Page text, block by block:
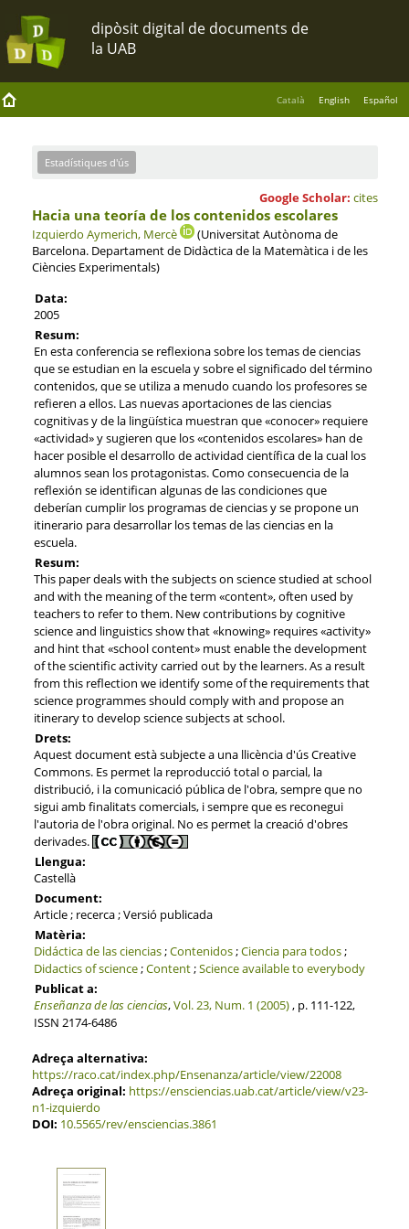
Català English Español
Estadístiques d'ús
Google Scholar: cites
Hacia una teoría de los contenidos escolares
Izquierdo Aymerich, Mercè
(Universitat Autònoma de
Barcelona. Departament de Didàctica de la Matemàtica i de les
Ciències Experimentals)
Data:
2005
Resum:
En esta conferencia se reflexiona sobre los temas de ciencias
que se estudian en la escuela y sobre el significado del término
contenidos, que se utiliza a menudo cuando los profesores se
refieren a ellos. Las nuevas aportaciones de las ciencias
cognitivas y de la lingüística muestran que «conocer» requiere
«actividad» y sugieren que los «contenidos escolares» han de
hacer posible el desarrollo de actividad científica de la cual los
alumnos sean los protagonistas. Como consecuencia de la
reflexión se identifican algunas de las condiciones que
deberían cumplir los programas de ciencias y se propone un
itinerario para desarrollar los temas de las ciencias en la
escuela.
Resum:
This paper deals with the subjects on science studied at school
and with the meaning of the term «content», often used by
teachers to refer to them. New contributions by cognitive
science and linguistics show that «knowing» requires «activity»
and hint that «school content» must enable the development
of the scientific activity carried out by the learners. As a result
from this reflection we identify some of the requirements that
science programmes should comply with and propose an
itinerary to develop science subjects at school.
Drets:
Aquest document està subjecte a una llicència d'ús Creative
Commons. Es permet la reproducció total o parcial, la
distribució, i la comunicació pública de l'obra, sempre que no
sigui amb finalitats comercials, i sempre que es reconegui
l'autoria de l'obra original. No es permet la creació d'obres
derivades.
Llengua:
Castellà
Document:
Article ; recerca ; Versió publicada
Matèria:
Didáctica de las ciencias;Contenidos;Ciencia para todos;
Didactics of science;Content;Science available to everybody
Publicat a:
Enseñanza de las ciencias,Vol. 23, Num. 1 (2005), p. 111-122,
ISSN 2174-6486
Adreça alternativa:
https://raco.cat/index.php/Ensenanza/article/view/22008
Adreça original: https://ensciencias.uab.cat/article/view/v23-
n1-izquierdo
DOI: 10.5565/rev/ensciencias.3861